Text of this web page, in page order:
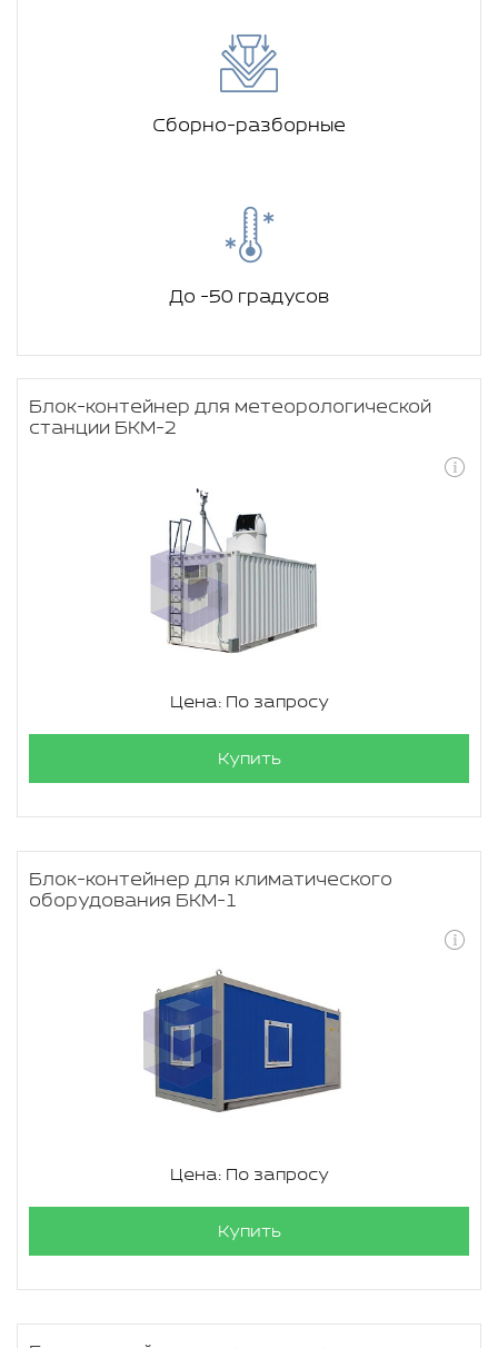
Сборно-разборные
До -50 градусов
Блок-контейнер для метеорологической
станции БКМ-2
Цена: По запросу
Купить
Блок-контейнер для климатического
оборудования БКМ-1
Цена: По запросу
Купить